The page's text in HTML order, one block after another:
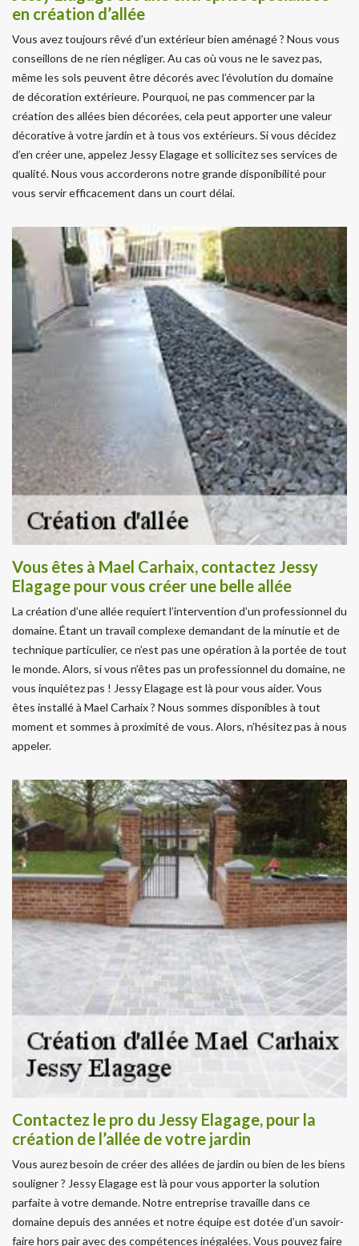
en création d’allée
Vous avez toujours rêvé d’un extérieur bien aménagé ? Nous vous
conseillons de ne rien négliger. Au cas où vous ne le savez pas,
même les sols peuvent être décorés avec l’évolution du domaine
de décoration extérieure. Pourquoi, ne pas commencer par la
création des allées bien décorées, cela peut apporter une valeur
décorative à votre jardin et à tous vos extérieurs. Si vous décidez
d’en créer une, appelez Jessy Elagage et sollicitez ses services de
qualité. Nous vous accorderons notre grande disponibilité pour
vous servir efficacement dans un court délai.
Vous êtes à Mael Carhaix, contactez Jessy
Elagage pour vous créer une belle allée
La création d’une allée requiert l’intervention d’un professionnel du
domaine. Étant un travail complexe demandant de la minutie et de
technique particulier, ce n’est pas une opération à la portée de tout
le monde. Alors, si vous n’êtes pas un professionnel du domaine, ne
vous inquiétez pas ! Jessy Elagage est là pour vous aider. Vous
êtes installé à Mael Carhaix ? Nous sommes disponibles à tout
moment et sommes à proximité de vous. Alors, n’hésitez pas à nous
appeler.
Contactez le pro du Jessy Elagage, pour la
création de l’allée de votre jardin
Vous aurez besoin de créer des allées de jardin ou bien de les biens
souligner ? Jessy Elagage est là pour vous apporter la solution
parfaite à votre demande. Notre entreprise travaille dans ce
domaine depuis des années et notre équipe est dotée d’un savoir-
faire hors pair avec des compétences inégalées. Vous pouvez faire